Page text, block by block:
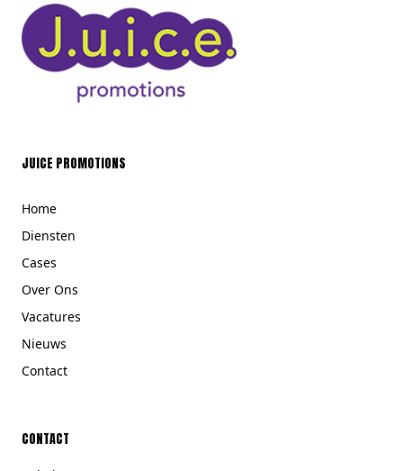
JUICE PROMOTIONS
Home
Diensten
Cases
Over Ons
Vacatures
Nieuws
Contact
CONTACT